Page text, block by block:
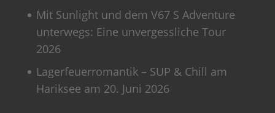
Mit Sunlight und dem V67 S Adventure
unterwegs: Eine unvergessliche Tour
2026
Lagerfeuerromantik – SUP & Chill am
Hariksee am 20. Juni 2026